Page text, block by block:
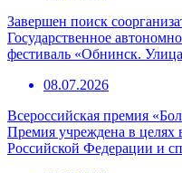
Завершен поиск
Государственное
фестиваль «Обнинск.
08.07.2026
Всероссийская премия
Премия учреждена в целях
Российской Федерации и